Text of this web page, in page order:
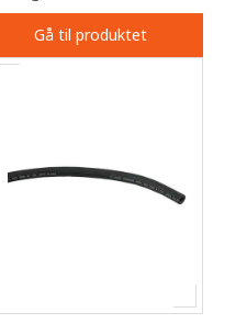
Gå til produktet